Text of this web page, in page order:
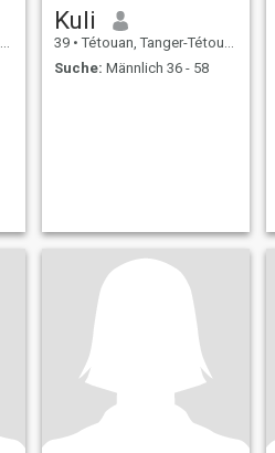
Kuli
39 • Tétouan, Tanger-Tétouan, Marokko
Suche: Männlich 36 - 58